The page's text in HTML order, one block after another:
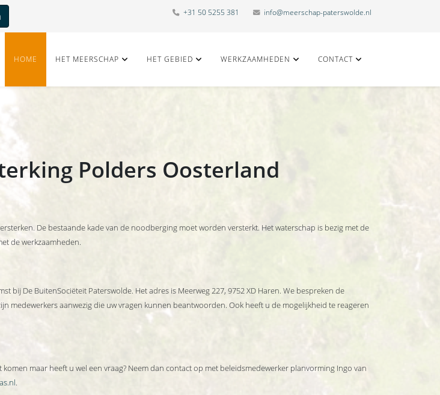
+31 50 5255 381 info@meerschap-paterswolde.nl
HOME HET MEERSCHAP HET GEBIED WERKZAAMHEDEN CONTACT
Polders Oosterland
De bestaande kade van de noodberging moet worden versterkt. Het waterschap is bezig met de
de werkzaamheden.
De BuitenSociëteit Paterswolde. Het adres is Meerweg 227, 9752 XD Haren. We bespreken de
medewerkers aanwezig die uw vragen kunnen beantwoorden. Ook heeft u de mogelijkheid te reageren
komen maar heeft u wel een vraag? Neem dan contact op met beleidsmedewerker planvorming Ingo van
.